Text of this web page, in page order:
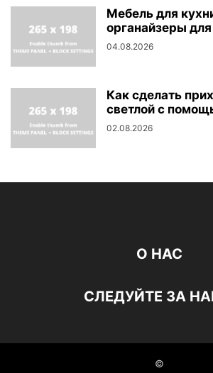
Мебель для
органайзеры
04.08.2026
Как сделать
светлой с
02.08.2026
О НАС
СЛЕДУЙТЕ ЗА
©